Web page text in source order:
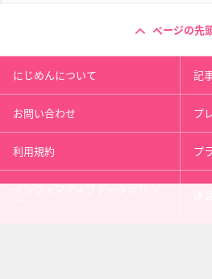
ページの先
にじめんについて 記
お問い合わせ プ
利用規約 プ
インフォマティブデータポリシ